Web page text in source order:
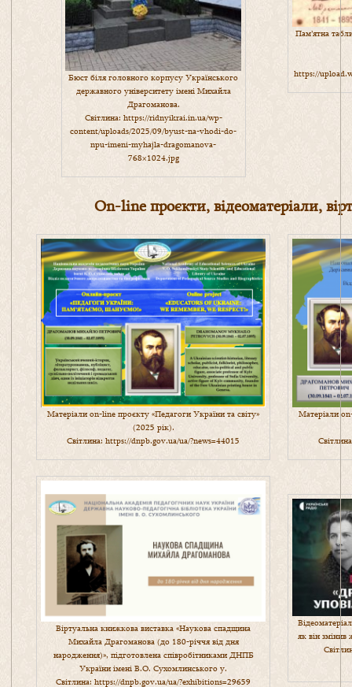
Бюст біля головного корпусу Українського
державного університету імені Михайла
Драгоманова.
Світлина: https://ridnyikrai.in.ua/wp-
content/uploads/2025/09/byust-na-vhodi-do-
npu-imeni-myhajla-dragomanova-
768×1024.jpg
Пам’ятна
https://
On-line проєкти, відеоматеріали,
Матеріали on-line проєкту «Педагоги України та світу»
(2025 рік).
Світлина: https://dnpb.gov.ua/ua/?news=44015
Матеріали
Віртуальна книжкова виставка «Наукова спадщина
Михайла Драгоманова (до 180-річчя від дня
народження)», підготовлена співробітниками ДНПБ
України імені В.О. Сухомлинського у.
Світлина: https://dnpb.gov.ua/ua/?exhibitions=29659
як він змінив